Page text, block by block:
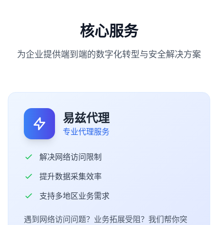
核心服务
为企业提供端到端的数字化转型与安全解决方案
易兹代理
专业代理服务
解决网络访问限制
提升数据采集效率
支持多地区业务需求
遇到网络访问问题？业务拓展受阻？我们帮你突